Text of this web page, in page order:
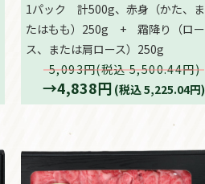
1パック 計500g、赤身（かた、ま
たはもも）250g + 霜降り（ロー
ス、または肩ロース）250g
5,093円(税込 5,500.44円)
→4,838円 (税込 5,225.04円)